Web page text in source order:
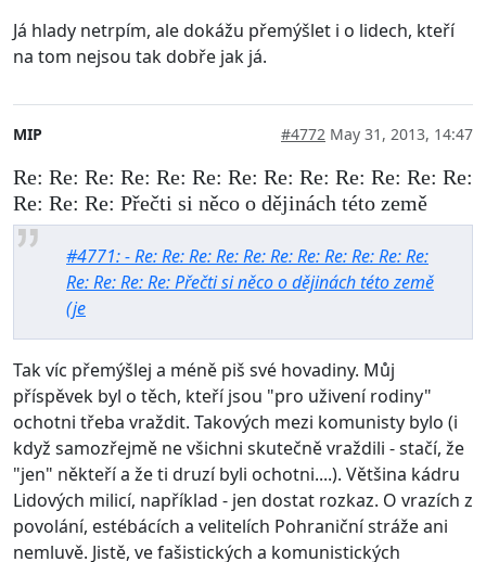
Já hlady netrpím, ale dokážu přemýšlet i o lidech, kteří
na tom nejsou tak dobře jak já.
MIP #4772 May 31, 2013, 14:47
Re: Re: Re: Re: Re: Re: Re: Re: Re: Re: Re: Re: Re:
Re: Re: Re: Přečti si něco o dějinách této země
#4771: - Re: Re: Re: Re: Re: Re: Re: Re: Re: Re: Re:
Re: Re: Re: Re: Přečti si něco o dějinách této země
(je
Tak víc přemýšlej a méně piš své hovadiny. Můj
příspěvek byl o těch, kteří jsou "pro uživení rodiny"
ochotni třeba vraždit. Takových mezi komunisty bylo (i
když samozřejmě ne všichni skutečně vraždili - stačí, že
"jen" někteří a že ti druzí byli ochotni....). Většina kádru
Lidových milicí, například - jen dostat rozkaz. O vrazích z
povolání, estébácích a velitelích Pohraniční stráže ani
nemluvě. Jistě, ve fašistických a komunistických